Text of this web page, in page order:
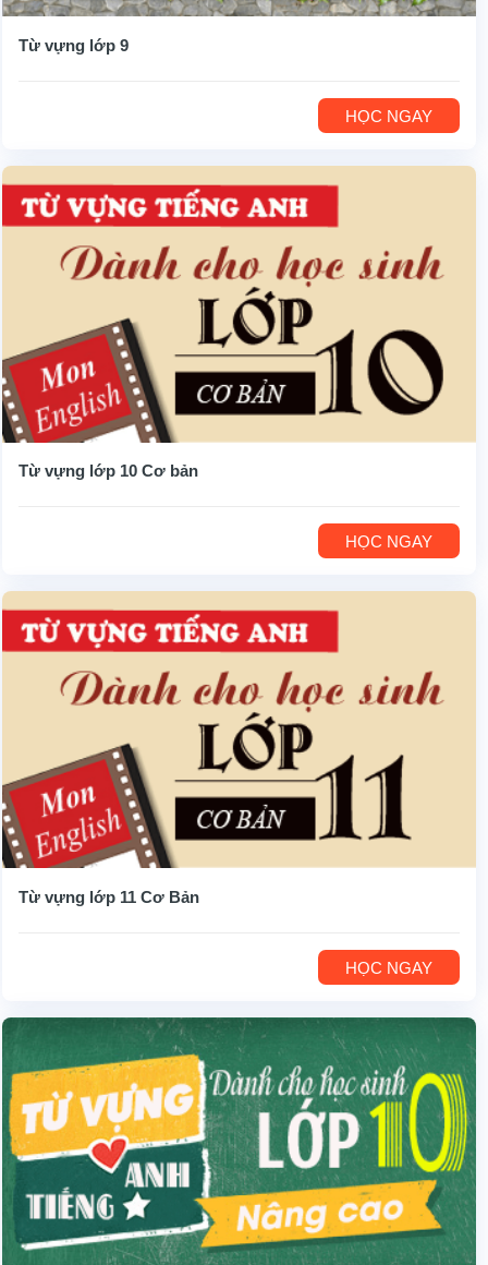
Từ vựng lớp 9
HỌC NGAY
Từ vựng lớp 10 Cơ bản
HỌC NGAY
Từ vựng lớp 11 Cơ Bản
HỌC NGAY